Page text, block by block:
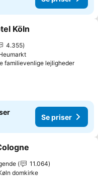
favoritter
Köln
4.355
familievenlige lejlighederSe
Se priser
favoritter
11.064
domkirke